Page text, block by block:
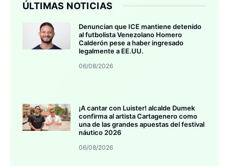
ÚLTIMAS NOTICIAS
Denuncian que ICE mantiene detenido
al futbolista Venezolano Homero
Calderón pese a haber ingresado
legalmente a EE.UU.
06/08/2026
¡A cantar con Luister! alcalde Dumek
confirma al artista Cartagenero como
una de las grandes apuestas del festival
náutico 2026
06/08/2026